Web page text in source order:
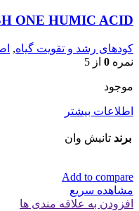
ONE HUMIC ACID
کودهای رشد و تقویت گیاه,
نمره 0 از 5
موجود
اطلاعات بیشتر
برند تانیش وان
Add to compare
مشاهده سریع
افزودن به علاقه مندی ها